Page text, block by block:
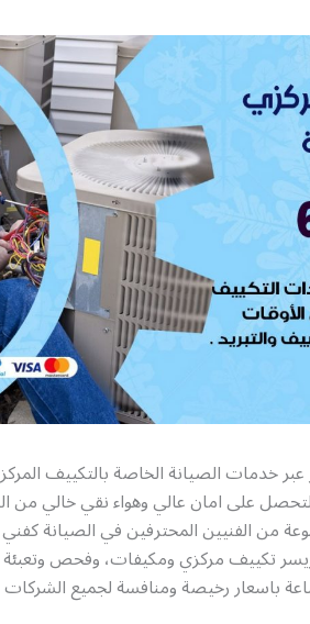
عبر خدمات الصيانة الخاصة بالتكييف
على امان عالي وهواء نقي خالي من
من الفنيين المحترفين في الصيانة
تكييف مركزي ومكيفات، وفحص وتعبئة